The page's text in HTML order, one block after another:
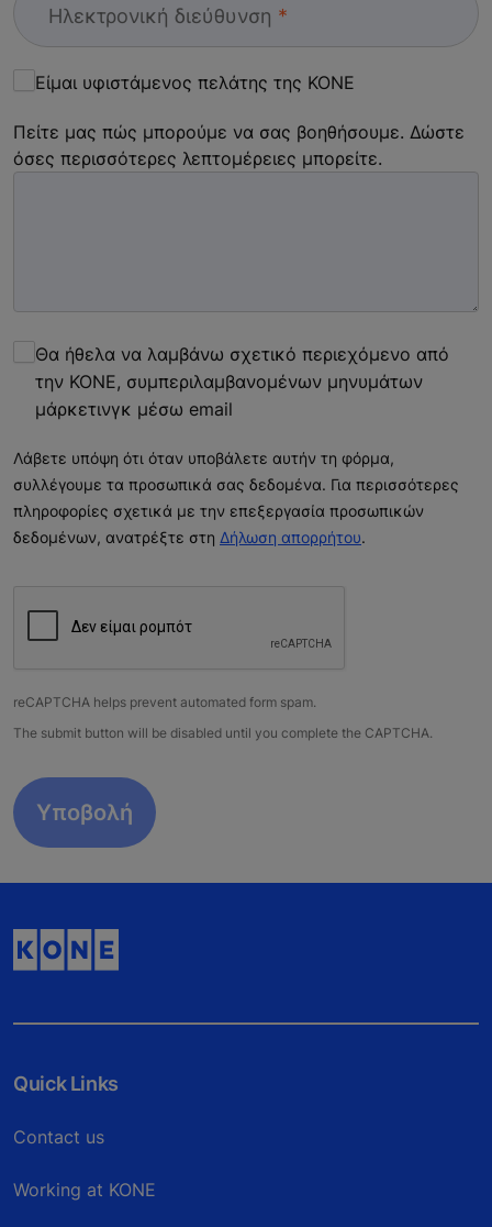
Ηλεκτρονική διεύθυνση
Είμαι υφιστάμενος πελάτης της KONE
Πείτε μας πώς μπορούμε να σας βοηθήσουμε. Δώστε
όσες περισσότερες λεπτομέρειες μπορείτε.
Θα ήθελα να λαμβάνω σχετικό περιεχόμενο από
την KONE, συμπεριλαμβανομένων μηνυμάτων
μάρκετινγκ μέσω email
Λάβετε υπόψη ότι όταν υποβάλετε αυτήν τη φόρμα,
συλλέγουμε τα προσωπικά σας δεδομένα. Για περισσότερες
πληροφορίες σχετικά με την επεξεργασία προσωπικών
δεδομένων, ανατρέξτε στη Δήλωση απορρήτου.
reCAPTCHA helps prevent automated form spam.
The submit button will be disabled until you complete the CAPTCHA.
Quick Links
Contact us
Working at KONE